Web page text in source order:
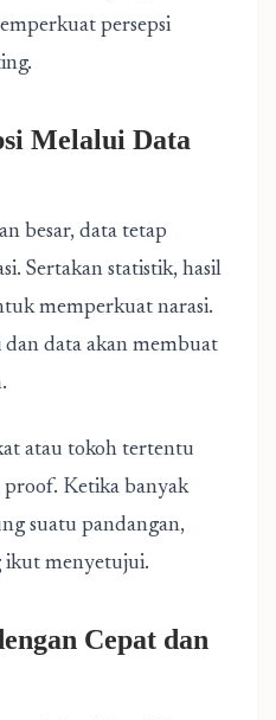
persepsi
Melalui Data
besar, data tetap
Sertakan statistik, hasil
memperkuat narasi.
data akan membuat
atau tokoh tertentu
proof. Ketika banyak
suatu pandangan,
menyetujui.
Cepat dan